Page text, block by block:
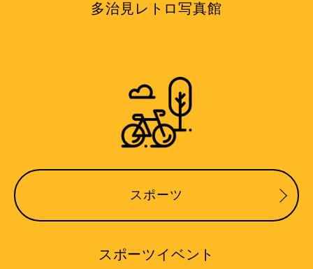
多治見レトロ写真館
スポーツ
スポーツイベント